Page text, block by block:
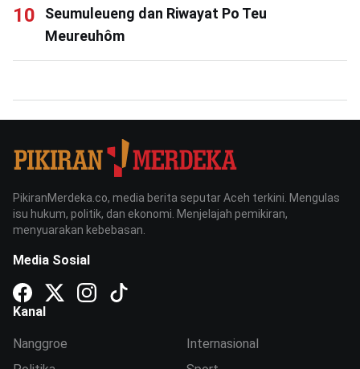
Seumuleueng dan Riwayat Po Teu
Meureuhôm
PikiranMerdeka.co, media berita seputar Aceh terkini. Mengulas
isu hukum, politik, dan ekonomi. Menjelajah pemikiran,
menyuarakan kebebasan.
Media Sosial
Kanal
Nanggroe
Internasional